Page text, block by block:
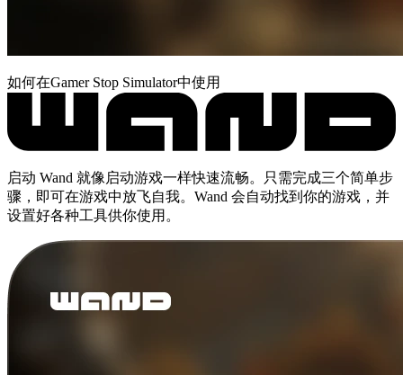
如何在Gamer Stop Simulator中使用
启动 Wand 就像启动游戏一样快速流畅。只需完成三个简单步
骤，即可在游戏中放飞自我。Wand 会自动找到你的游戏，并
设置好各种工具供你使用。